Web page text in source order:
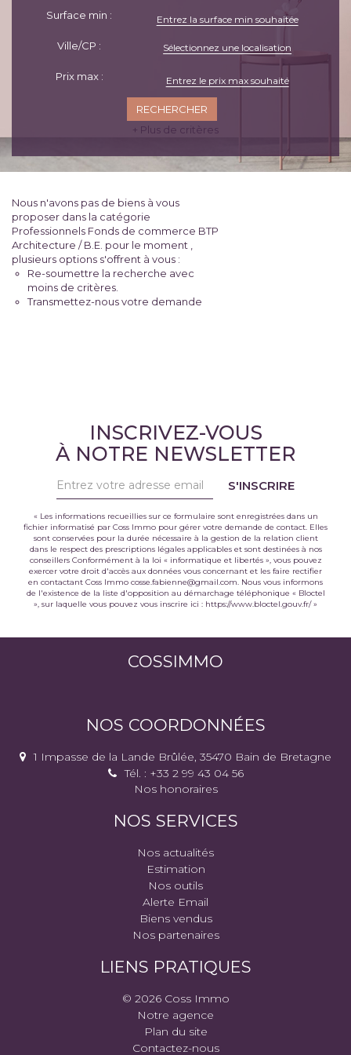
Surface min :
Ville/CP : Sélectionnez une localisation
Prix max :
+ Plus de critères
Nous n'avons pas de biens à vous
proposer dans la catégorie
Professionnels Fonds de commerce BTP
Architecture / B.E. pour le moment ,
plusieurs options s'offrent à vous :
Re-soumettre la recherche avec
moins de critères.
Transmettez-nous votre demande
INSCRIVEZ-VOUS
À NOTRE NEWSLETTER
S'INSCRIRE
« Les informations recueillies sur ce formulaire sont enregistrées dans un
fichier informatisé par Coss Immo pour gérer votre demande de contact. Elles
sont conservées pour la durée nécessaire à la gestion de la relation client
dans le respect des prescriptions légales applicables et sont destinées à nos
conseillers Conformément à la loi « informatique et libertés », vous pouvez
exercer votre droit d'accès aux données vous concernant et les faire rectifier
en contactant Coss Immo cosse.fabienne@gmail.com. Nous vous informons
de l'existence de la liste d'opposition au démarchage téléphonique « Bloctel
», sur laquelle vous pouvez vous inscrire ici : https://www.bloctel.gouv.fr/»
COSSIMMO
NOS COORDONNÉES
1 Impasse de la Lande Brûlée, 35470 Bain de Bretagne
Tél. : +33 2 99 43 04 56
Nos honoraires
NOS SERVICES
Nos actualités
Estimation
Nos outils
Alerte Email
Biens vendus
Nos partenaires
LIENS PRATIQUES
© 2026 Coss Immo
Notre agence
Plan du site
Contactez-nous